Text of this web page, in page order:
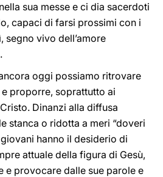
sua messe e ci dia sacerdoti
capaci di farsi prossimi con i
segno vivo dell’amore
oggi possiamo ritrovare
e proporre, soprattutto ai
Dinanzi alla diffusa
stanca o ridotta a meri “doveri
hanno il desiderio di
attuale della figura di Gesù,
e provocare dalle sue parole e